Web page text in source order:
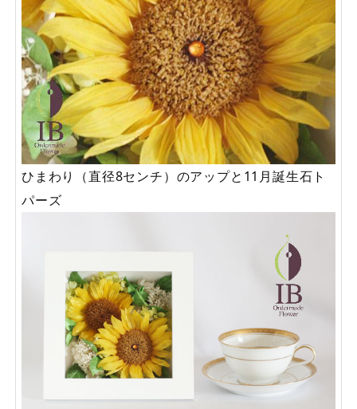
ひまわり（直径8センチ）のアップと11月誕生石ト
パーズ